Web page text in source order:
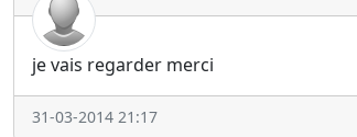
je vais regarder merci
31-03-2014 21:17